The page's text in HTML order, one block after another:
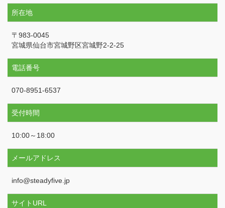
所在地
〒983-0045
宮城県仙台市宮城野区宮城野2-2-25
電話番号
070-8951-6537
受付時間
10:00～18:00
メールアドレス
info@steadyfive.jp
サイトURL